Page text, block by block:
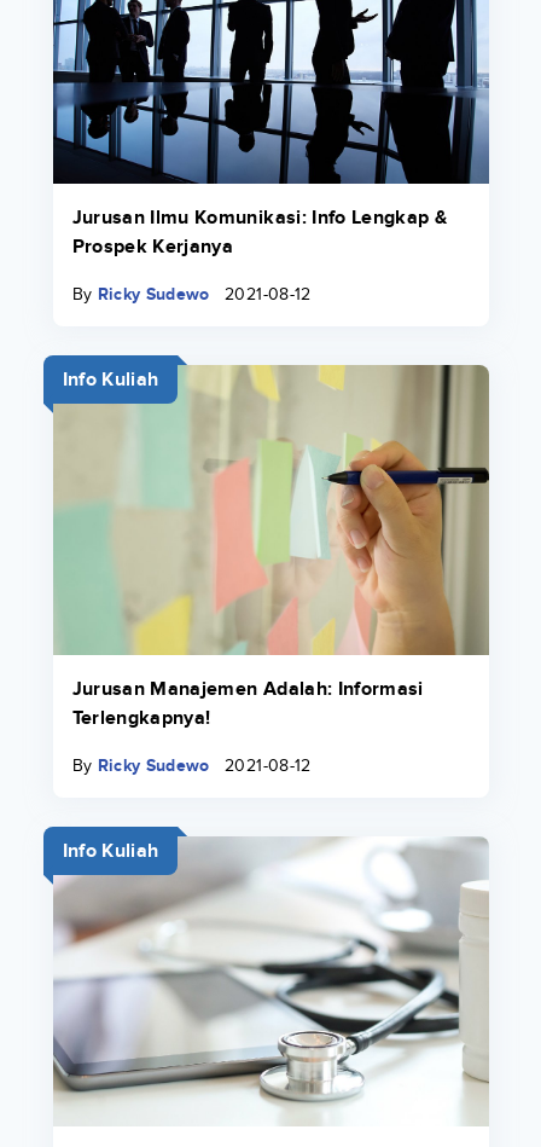
Jurusan Ilmu Komunikasi: Info Lengkap &
Prospek Kerjanya
By Ricky Sudewo 2021-08-12
Info Kuliah
Jurusan Manajemen Adalah: Informasi
Terlengkapnya!
By Ricky Sudewo 2021-08-12
Info Kuliah